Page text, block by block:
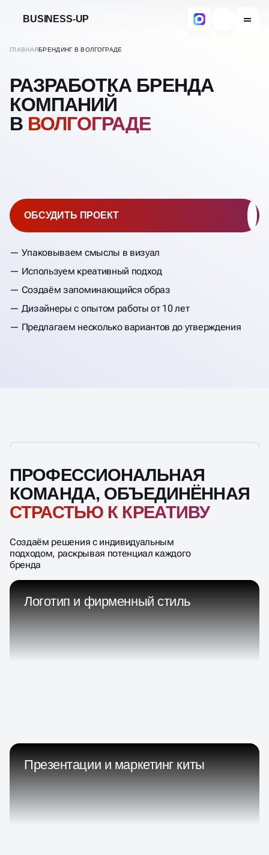
BUSINESS-UP
ГЛАВНАЯБРЕНДИНГ В ВОЛГОГРАДЕ
РАЗРАБОТКА БРЕНДА
КОМПАНИЙ
В ВОЛГОГРАДЕ
Упаковываем смыслы в визуал
Используем креативный подход
Создаём запоминающийся образ
Дизайнеры с опытом работы от 10 лет
Предлагаем несколько вариантов до утверждения
ОБСУДИТЬ ПРОЕКТ
ПРОФЕССИОНАЛЬНАЯ
КОМАНДА, ОБЪЕДИНЁННАЯ
СТРАСТЬЮ К КРЕАТИВУ
Создаём решения с индивидуальным
подходом, раскрывая потенциал каждого
бренда
Логотип и фирменный стиль
Презентации и маркетинг киты